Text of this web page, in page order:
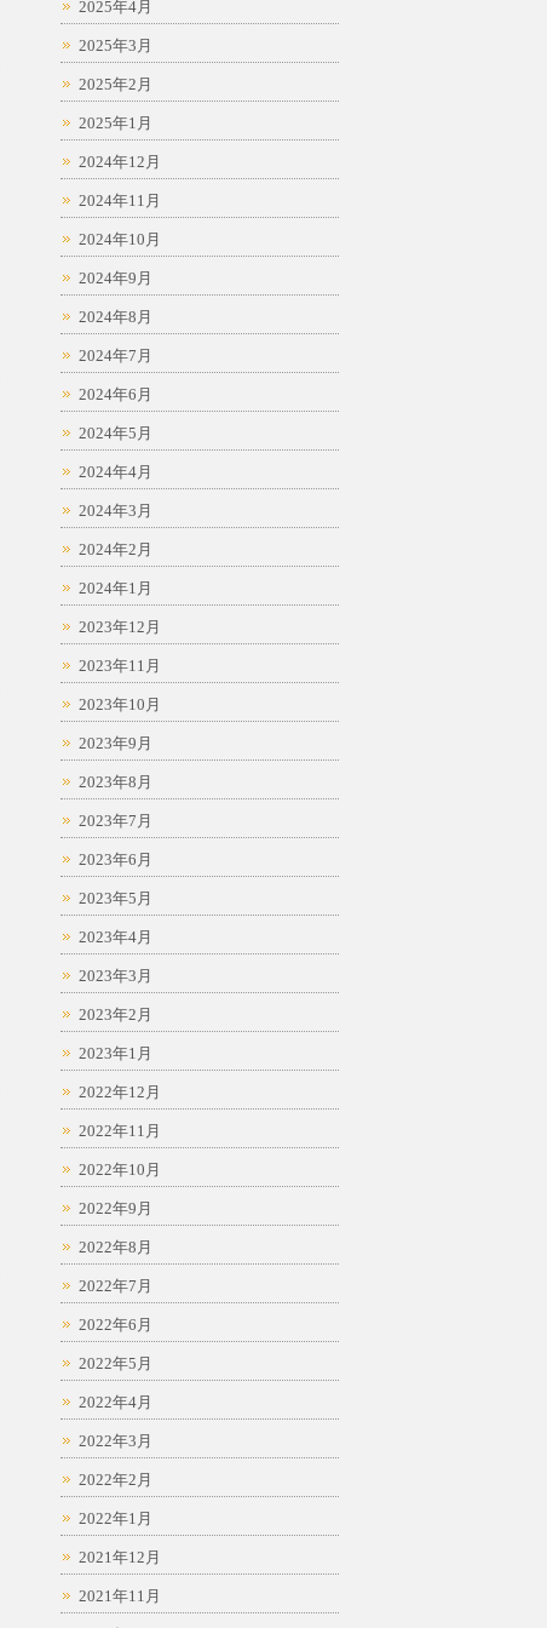
2025年4月
2025年3月
2025年2月
2025年1月
2024年12月
2024年11月
2024年10月
2024年9月
2024年8月
2024年7月
2024年6月
2024年5月
2024年4月
2024年3月
2024年2月
2024年1月
2023年12月
2023年11月
2023年10月
2023年9月
2023年8月
2023年7月
2023年6月
2023年5月
2023年4月
2023年3月
2023年2月
2023年1月
2022年12月
2022年11月
2022年10月
2022年9月
2022年8月
2022年7月
2022年6月
2022年5月
2022年4月
2022年3月
2022年2月
2022年1月
2021年12月
2021年11月